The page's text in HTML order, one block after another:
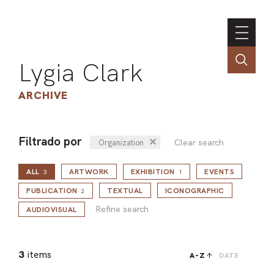
Lygia Clark
ARCHIVE
Filtrado por Organization ✕ Clear search
ALL 3
Refine search
ARTWORK EXHIBITION 1
EVENTS
PUBLICATION 2 TEXTUAL
ICONOGRAPHIC
AUDIOVISUAL
Refine search
3 items A-Z DATE